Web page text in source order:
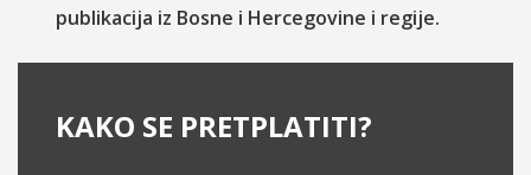
publikacija iz Bosne i Hercegovine i regije.
KAKO SE PRETPLATITI?